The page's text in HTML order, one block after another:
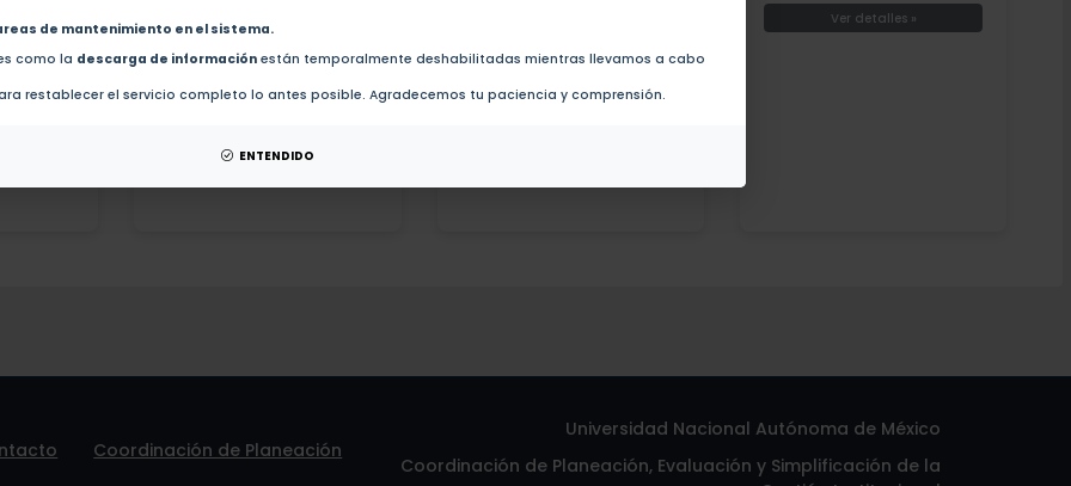
de mantenimiento en el sistema.
como la descarga de información están temporalmente deshabilitadas mientras llevamos a cabo
restablecer el servicio completo lo antes posible. Agradecemos tu paciencia y comprensión.
ENTENDIDO
o
de un académico.
Ver detalles »
Coordinación de Planeación
Universidad Nacional Autónoma de México
Coordinación de Planeación, Evaluación y Simplificación de la